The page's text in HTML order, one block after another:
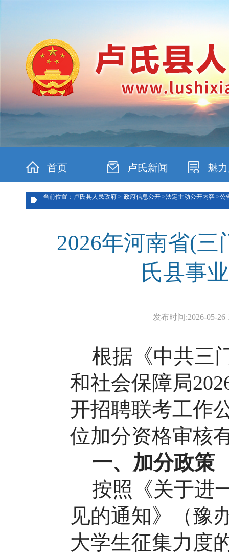
首页 卢氏新闻 魅
当前位置：卢氏县人民政府 > 政府信息公开 >法定主动公开内容 >公
2026年河南省(
氏县事
发布时间:2026-05-26
根据《中共三
和社会保障局
开招聘联考工作
位加分资格审核
一、加分政策
按照《关于进
见的通知》（豫
大学生征集力度